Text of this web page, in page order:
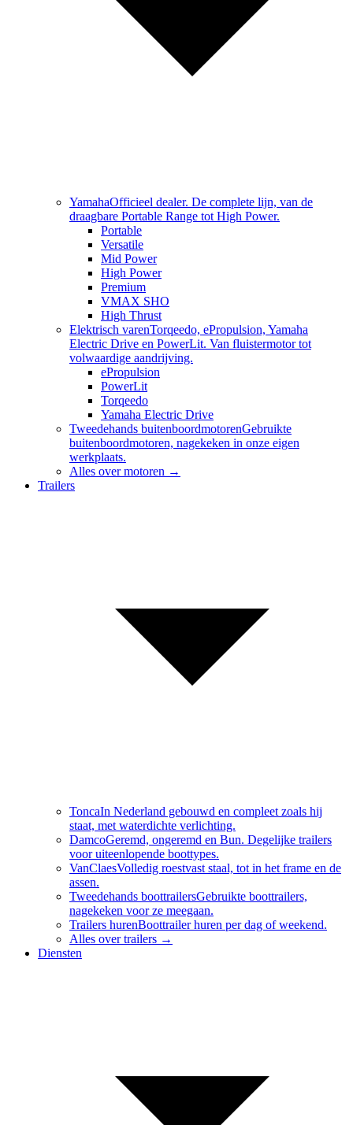
YamahaOfficieel dealer. De complete lijn, van de
draagbare Portable Range tot High Power.
Portable
Versatile
Mid Power
High Power
Premium
VMAX SHO
High Thrust
Elektrisch varenTorqeedo, ePropulsion, Yamaha
Electric Drive en PowerLit. Van fluistermotor tot
volwaardige aandrijving.
ePropulsion
PowerLit
Torqeedo
Yamaha Electric Drive
Tweedehands buitenboordmotorenGebruikte
buitenboordmotoren, nagekeken in onze eigen
werkplaats.
Alles overmotoren →
Trailers
ToncaIn Nederland gebouwd en compleet zoals hij
staat, met waterdichte verlichting.
DamcoGeremd, ongeremd en Bun. Degelijke trailers
voor uiteenlopende boottypes.
VanClaesVolledig roestvast staal, tot in het frame en de
assen.
Tweedehands boottrailersGebruikte boottrailers,
nagekeken voor ze meegaan.
Trailers hurenBoottrailer huren per dag of weekend.
Alles overtrailers →
Diensten